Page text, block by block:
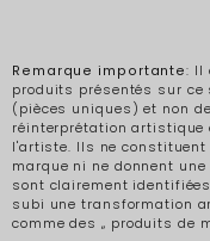
Remarque importante: Il
produits présentés sur
(pièces uniques) et non
réinterprétation artistique
l'artiste. Ils ne
marque ni ne donnent
sont clairement
subi une transformation
comme des „ produits de